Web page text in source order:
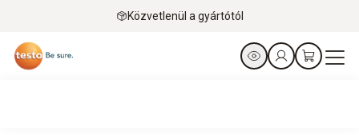
Közvetlenül a gyártótól